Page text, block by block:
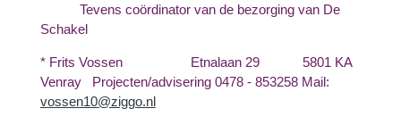
Tevens coördinator van de bezorging van De
Schakel
* Frits Vossen Etnalaan 29 5801 KA
Venray Projecten/advisering 0478 - 853258 Mail:
vossen10@ziggo.nl